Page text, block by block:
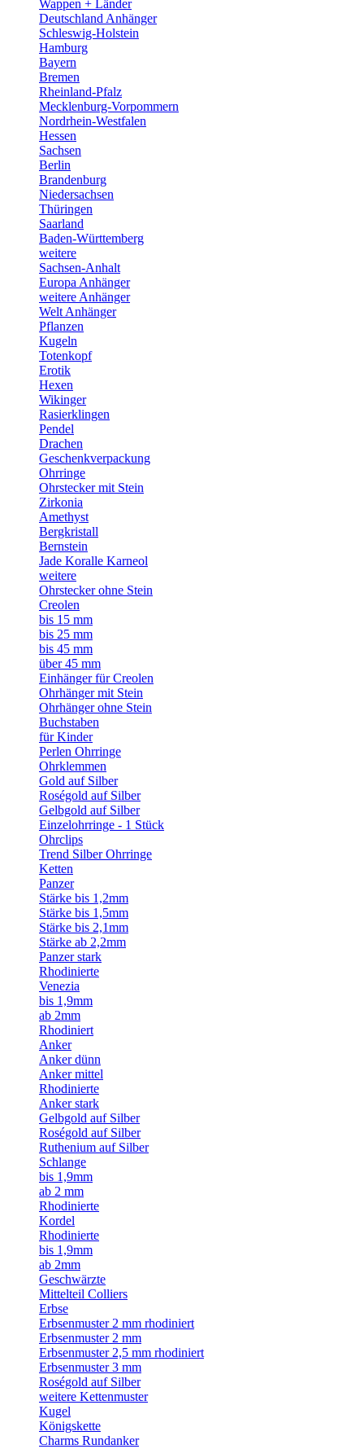
Wappen + Länder
Deutschland Anhänger
Schleswig-Holstein
Hamburg
Bayern
Bremen
Rheinland-Pfalz
Mecklenburg-Vorpommern
Nordrhein-Westfalen
Hessen
Sachsen
Berlin
Brandenburg
Niedersachsen
Thüringen
Saarland
Baden-Württemberg
weitere
Sachsen-Anhalt
Europa Anhänger
weitere Anhänger
Welt Anhänger
Pflanzen
Kugeln
Totenkopf
Erotik
Hexen
Wikinger
Rasierklingen
Pendel
Drachen
Geschenkverpackung
Ohrringe
Ohrstecker mit Stein
Zirkonia
Amethyst
Bergkristall
Bernstein
Jade Koralle Karneol
weitere
Ohrstecker ohne Stein
Creolen
bis 15 mm
bis 25 mm
bis 45 mm
über 45 mm
Einhänger für Creolen
Ohrhänger mit Stein
Ohrhänger ohne Stein
Buchstaben
für Kinder
Perlen Ohrringe
Ohrklemmen
Gold auf Silber
Roségold auf Silber
Gelbgold auf Silber
Einzelohrringe - 1 Stück
Ohrclips
Trend Silber Ohrringe
Ketten
Panzer
Stärke bis 1,2mm
Stärke bis 1,5mm
Stärke bis 2,1mm
Stärke ab 2,2mm
Panzer stark
Rhodinierte
Venezia
bis 1,9mm
ab 2mm
Rhodiniert
Anker
Anker dünn
Anker mittel
Rhodinierte
Anker stark
Gelbgold auf Silber
Roségold auf Silber
Ruthenium auf Silber
Schlange
bis 1,9mm
ab 2 mm
Rhodinierte
Kordel
Rhodinierte
bis 1,9mm
ab 2mm
Geschwärzte
Mittelteil Colliers
Erbse
Erbsenmuster 2 mm rhodiniert
Erbsenmuster 2 mm
Erbsenmuster 2,5 mm rhodiniert
Erbsenmuster 3 mm
Roségold auf Silber
weitere Kettenmuster
Kugel
Königskette
Charms Rundanker